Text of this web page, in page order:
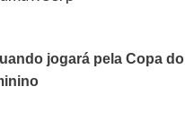
jogará pela Copa do